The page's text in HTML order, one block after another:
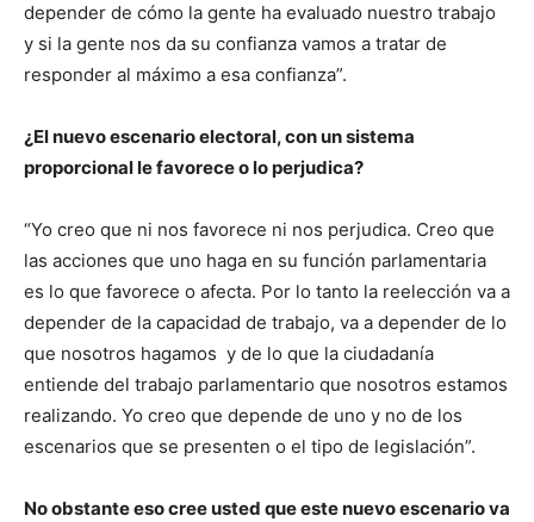
depender de cómo la gente ha evaluado nuestro trabajo
y si la gente nos da su confianza vamos a tratar de
responder al máximo a esa confianza”.
¿El nuevo escenario electoral, con un sistema
proporcional le favorece o lo perjudica?
“Yo creo que ni nos favorece ni nos perjudica. Creo que
las acciones que uno haga en su función parlamentaria
es lo que favorece o afecta. Por lo tanto la reelección va a
depender de la capacidad de trabajo, va a depender de lo
que nosotros hagamos y de lo que la ciudadanía
entiende del trabajo parlamentario que nosotros estamos
realizando. Yo creo que depende de uno y no de los
escenarios que se presenten o el tipo de legislación”.
No obstante eso cree usted que este nuevo escenario va